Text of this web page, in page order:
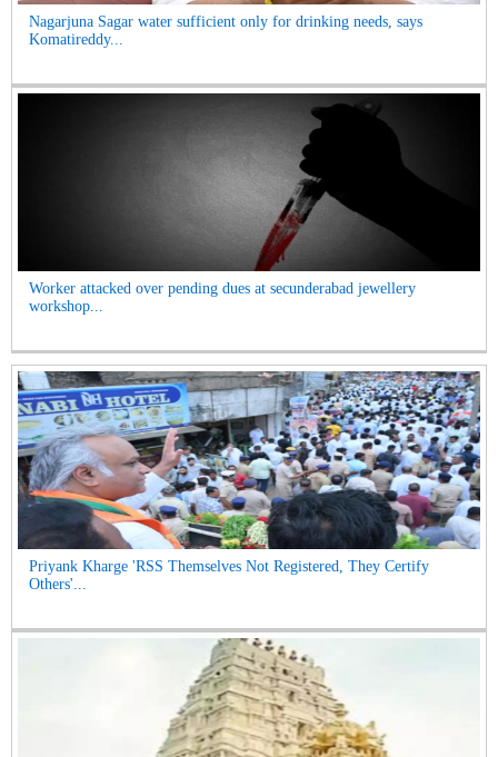
Nagarjuna Sagar water sufficient only for drinking needs, says
Komatireddy...
Worker attacked over pending dues at secunderabad jewellery
workshop...
Priyank Kharge 'RSS Themselves Not Registered, They Certify
Others'...